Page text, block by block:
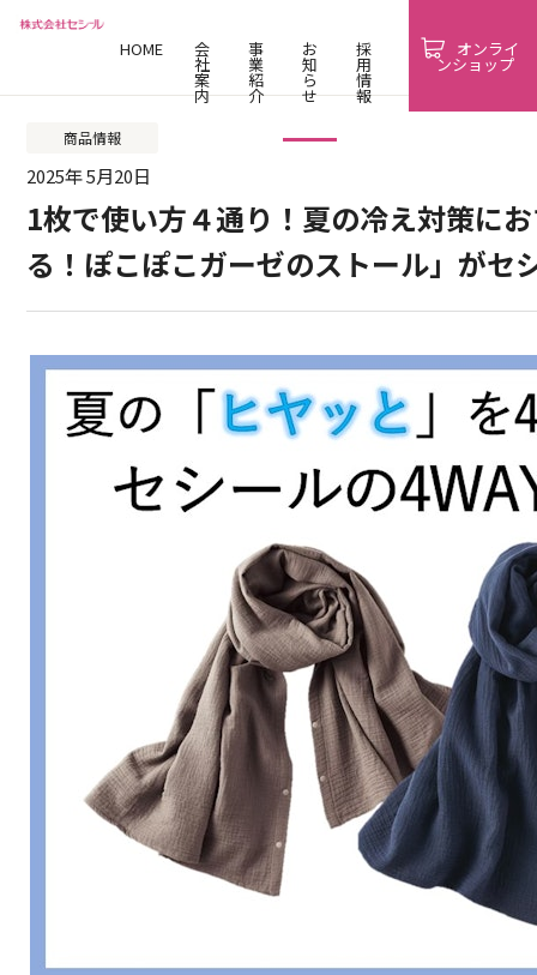
HOME 会
社
案
内
事
業
紹
介
お
知
ら
せ
採
用
情
報
オンライ
ンショップ
商品情報
2025年 5月20日
1枚で使い方４通り！夏の冷え対策に
る！ぽこぽこガーゼのストール」がセ